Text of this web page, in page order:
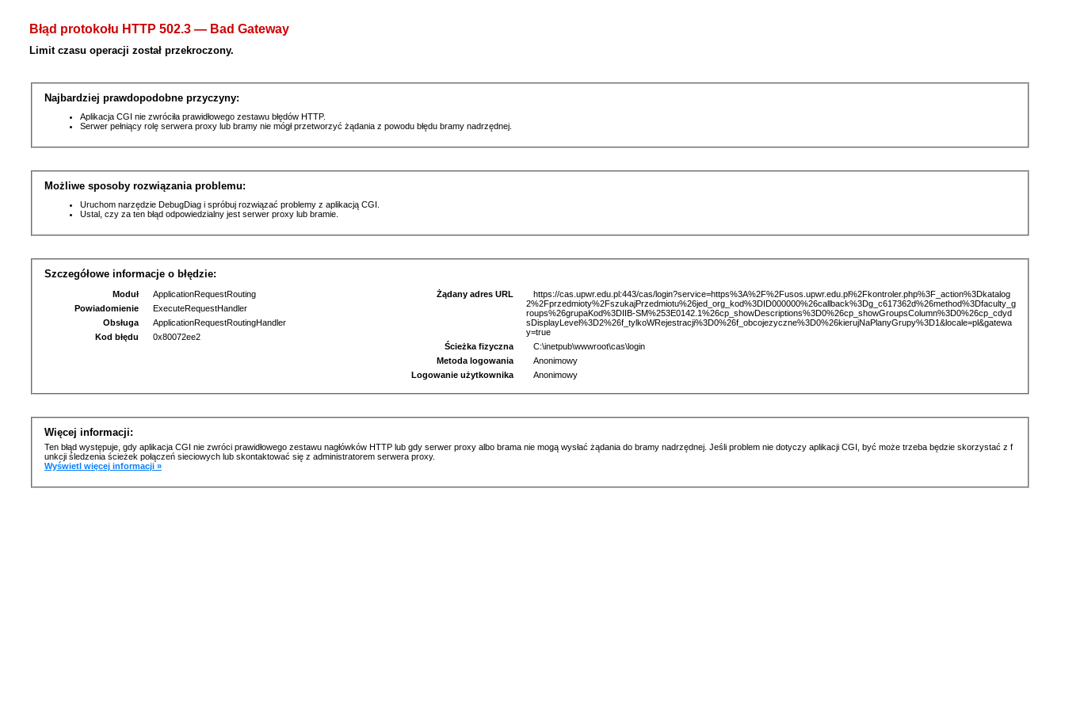
Błąd protokołu HTTP 502.3 — Bad Gateway
Limit czasu operacji został przekroczony.
Najbardziej prawdopodobne przyczyny:
Aplikacja CGI nie zwróciła prawidłowego zestawu błędów HTTP.
Serwer pełniący rolę serwera proxy lub bramy nie mógł przetworzyć żądania z powodu błędu bramy nadrzędnej.
Możliwe sposoby rozwiązania problemu:
Uruchom narzędzie DebugDiag i spróbuj rozwiązać problemy z aplikacją CGI.
Ustal, czy za ten błąd odpowiedzialny jest serwer proxy lub bramie.
Szczegółowe informacje o błędzie:
Moduł
ApplicationRequestRouting
Powiadomienie
ExecuteRequestHandler
Obsługa
ApplicationRequestRoutingHandler
Kod błędu
0x80072ee2
Żądany adres URL
https://cas.upwr.edu.pl:443/cas/login?service=https%3A%2F%2Fusos.upwr.edu.pl%2Fkontroler.php%3F_action%3Dkatalog
2%2Fprzedmioty%2FszukajPrzedmiotu%26jed_org_kod%3DID000000%26callback%3Dg_c617362d%26method%3Dfaculty_g
roups%26grupaKod%3DIIB-SM%253E0142.1%26cp_showDescriptions%3D0%26cp_showGroupsColumn%3D0%26cp_cdyd
sDisplayLevel%3D2%26f_tylkoWRejestracji%3D0%26f_obcojezyczne%3D0%26kierujNaPlanyGrupy%3D1&locale=pl&gatewa
y=true
Ścieżka fizyczna
C:\inetpub\wwwroot\cas\login
Metoda logowania
Anonimowy
Logowanie użytkownika
Anonimowy
Więcej informacji:
Ten błąd występuje, gdy aplikacja CGI nie zwróci prawidłowego zestawu nagłówków HTTP lub gdy serwer proxy albo brama nie mogą wysłać żądania do bramy nadrzędnej. Jeśli problem nie dotyczy aplikacji CGI, być może trzeba będzie skorzystać z f
unkcji śledzenia ścieżek połączeń sieciowych lub skontaktować się z administratorem serwera proxy.
Wyświetl więcej informacji »